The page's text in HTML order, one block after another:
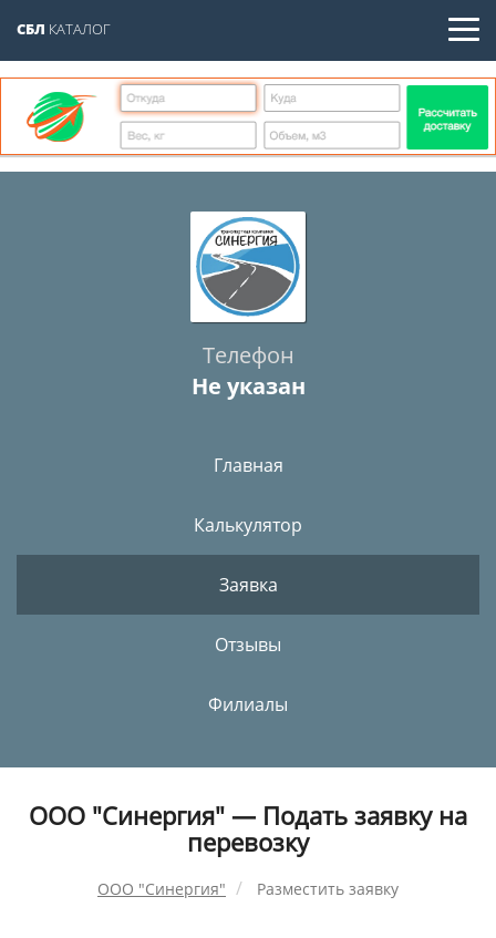
СБЛ КАТАЛОГ
Телефон
Не указан
Главная
Калькулятор
Заявка
Отзывы
Филиалы
ООО "Синергия" — Подать заявку на
перевозку
ООО "Синергия" Разместить заявку